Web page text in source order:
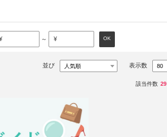
～ ¥ OK
並び 表示数
該当件数 29